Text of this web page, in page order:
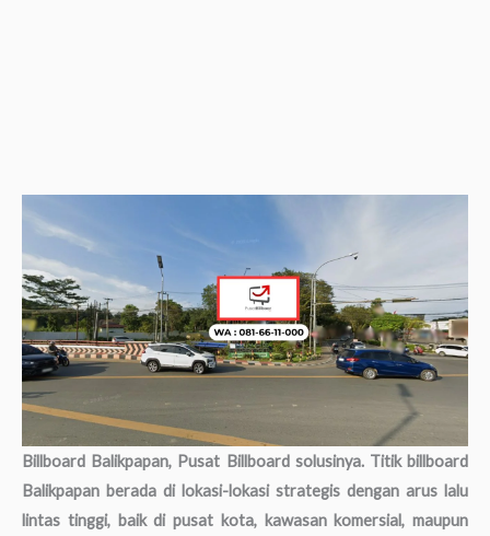
Billboard Balikpapan, Pusat Billboard solusinya. Titik billboard
Balikpapan berada di lokasi-lokasi strategis dengan arus lalu
lintas tinggi, baik di pusat kota, kawasan komersial, maupun